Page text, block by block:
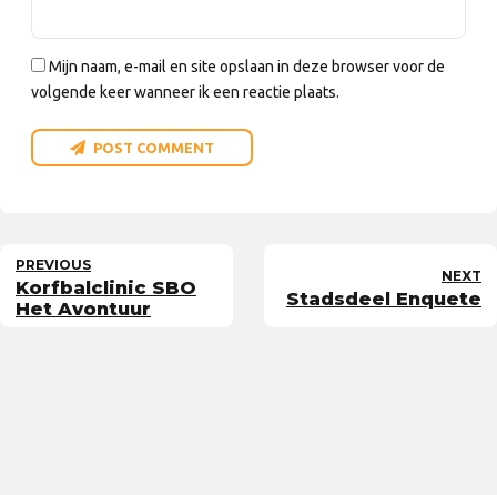
Mijn naam, e-mail en site opslaan in deze browser voor de
volgende keer wanneer ik een reactie plaats.
POST COMMENT
PREVIOUS
Korfbalclinic SBO
Het Avontuur
NEXT
Stadsdeel Enquete